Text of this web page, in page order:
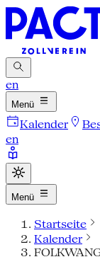
en
Menü
Kalender
en
Menü
Startseite
Kalender